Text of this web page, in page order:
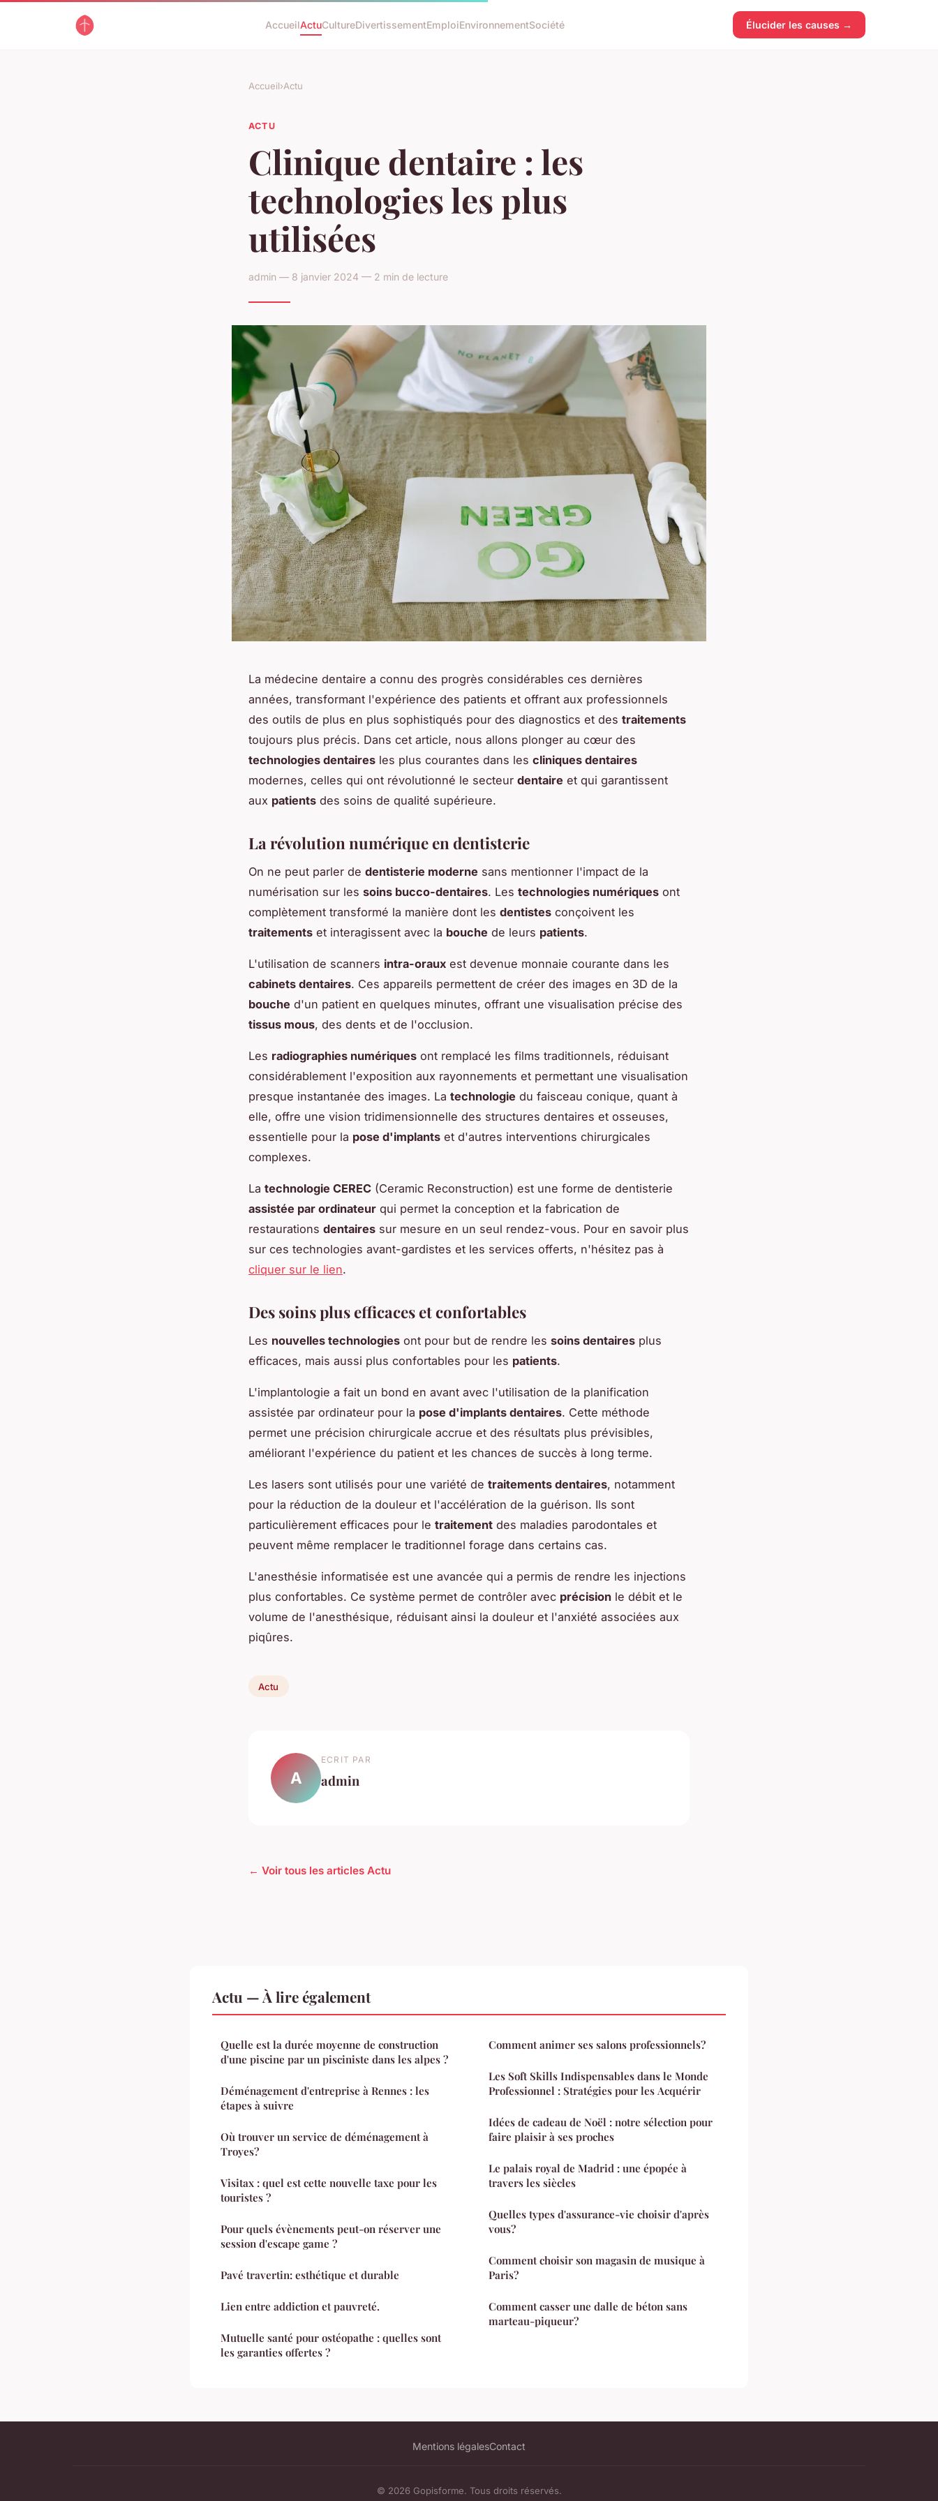
AccueilActuCultureDivertissementEmploiEnvironnementSociété Élucider les causes →
Accueil›Actu
ACTU
Clinique dentaire : les
technologies les plus
utilisées
admin — 8 janvier 2024 — 2 min de lecture
La médecine dentaire a connu des progrès considérables ces dernières
années, transformant l'expérience des patients et offrant aux professionnels
des outils de plus en plus sophistiqués pour des diagnostics et des traitements
toujours plus précis. Dans cet article, nous allons plonger au cœur des
technologies dentaires les plus courantes dans les cliniques dentaires
modernes, celles qui ont révolutionné le secteur dentaire et qui garantissent
aux patients des soins de qualité supérieure.
La révolution numérique en dentisterie
On ne peut parler de dentisterie moderne sans mentionner l'impact de la
numérisation sur les soins bucco-dentaires. Les technologies numériques ont
complètement transformé la manière dont les dentistes conçoivent les
traitements et interagissent avec la bouche de leurs patients.
L'utilisation de scanners intra-oraux est devenue monnaie courante dans les
cabinets dentaires. Ces appareils permettent de créer des images en 3D de la
bouche d'un patient en quelques minutes, offrant une visualisation précise des
tissus mous, des dents et de l'occlusion.
Les radiographies numériques ont remplacé les films traditionnels, réduisant
considérablement l'exposition aux rayonnements et permettant une visualisation
presque instantanée des images. La technologie du faisceau conique, quant à
elle, offre une vision tridimensionnelle des structures dentaires et osseuses,
essentielle pour la pose d'implants et d'autres interventions chirurgicales
complexes.
La technologie CEREC (Ceramic Reconstruction) est une forme de dentisterie
assistée par ordinateur qui permet la conception et la fabrication de
restaurations dentaires sur mesure en un seul rendez-vous. Pour en savoir plus
sur ces technologies avant-gardistes et les services offerts, n'hésitez pas à
cliquer sur le lien.
Des soins plus efficaces et confortables
Les nouvelles technologies ont pour but de rendre les soins dentaires plus
efficaces, mais aussi plus confortables pour les patients.
L'implantologie a fait un bond en avant avec l'utilisation de la planification
assistée par ordinateur pour la pose d'implants dentaires. Cette méthode
permet une précision chirurgicale accrue et des résultats plus prévisibles,
améliorant l'expérience du patient et les chances de succès à long terme.
Les lasers sont utilisés pour une variété de traitements dentaires, notamment
pour la réduction de la douleur et l'accélération de la guérison. Ils sont
particulièrement efficaces pour le traitement des maladies parodontales et
peuvent même remplacer le traditionnel forage dans certains cas.
L'anesthésie informatisée est une avancée qui a permis de rendre les injections
plus confortables. Ce système permet de contrôler avec précision le débit et le
volume de l'anesthésique, réduisant ainsi la douleur et l'anxiété associées aux
piqûres.
Actu
A
ECRIT PAR
admin
← Voir tous les articles Actu
Actu — À lire également
Quelle est la durée moyenne de construction
d'une piscine par un pisciniste dans les alpes ?
Déménagement d'entreprise à Rennes : les
étapes à suivre
Où trouver un service de déménagement à
Troyes?
Visitax : quel est cette nouvelle taxe pour les
touristes ?
Pour quels évènements peut-on réserver une
session d'escape game ?
Pavé travertin: esthétique et durable
Lien entre addiction et pauvreté.
Mutuelle santé pour ostéopathe : quelles sont
les garanties offertes ?
Comment animer ses salons professionnels?
Les Soft Skills Indispensables dans le Monde
Professionnel : Stratégies pour les Acquérir
Idées de cadeau de Noël : notre sélection pour
faire plaisir à ses proches
Le palais royal de Madrid : une épopée à
travers les siècles
Quelles types d'assurance-vie choisir d'après
vous?
Comment choisir son magasin de musique à
Paris?
Comment casser une dalle de béton sans
marteau-piqueur?
Mentions légalesContact
© 2026 Gopisforme. Tous droits réservés.